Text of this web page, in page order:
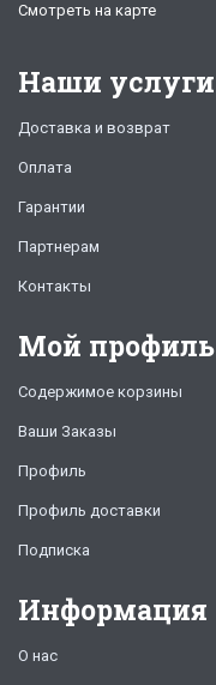
Смотреть на карте
Наши услуги
Доставка и возврат
Оплата
Гарантии
Партнерам
Контакты
Мой профиль
Содержимое корзины
Ваши Заказы
Профиль
Профиль доставки
Подписка
Информация
О нас